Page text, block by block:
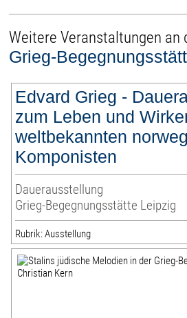
Weitere Veranstaltungen an
Grieg-
Edvard Grieg -
zum Leben und
weltbekannten
Komponisten
Dauerausstellung
Grieg-Begegnungsstätte Leipzig
Rubrik: Ausstellung